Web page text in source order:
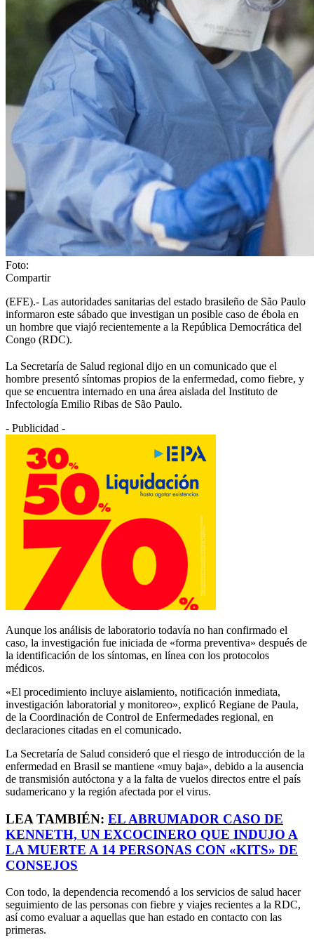
Foto:
Compartir
(EFE).- Las autoridades sanitarias del estado brasileño de São Paulo
informaron este sábado que investigan un posible caso de ébola en
un hombre que viajó recientemente a la República Democrática del
Congo (RDC).
La Secretaría de Salud regional dijo en un comunicado que el
hombre presentó síntomas propios de la enfermedad, como fiebre, y
que se encuentra internado en una área aislada del Instituto de
Infectología Emilio Ribas de São Paulo.
- Publicidad -
Aunque los análisis de laboratorio todavía no han confirmado el
caso, la investigación fue iniciada de «forma preventiva» después de
la identificación de los síntomas, en línea con los protocolos
médicos.
«El procedimiento incluye aislamiento, notificación inmediata,
investigación laboratorial y monitoreo», explicó Regiane de Paula,
de la Coordinación de Control de Enfermedades regional, en
declaraciones citadas en el comunicado.
La Secretaría de Salud consideró que el riesgo de introducción de la
enfermedad en Brasil se mantiene «muy baja», debido a la ausencia
de transmisión autóctona y a la falta de vuelos directos entre el país
sudamericano y la región afectada por el virus.
LEA TAMBIÉN: EL ABRUMADOR CASO DE
KENNETH, UN EXCOCINERO QUE INDUJO A
LA MUERTE A 14 PERSONAS CON «KITS» DE
CONSEJOS
Con todo, la dependencia recomendó a los servicios de salud hacer
seguimiento de las personas con fiebre y viajes recientes a la RDC,
así como evaluar a aquellas que han estado en contacto con las
primeras.